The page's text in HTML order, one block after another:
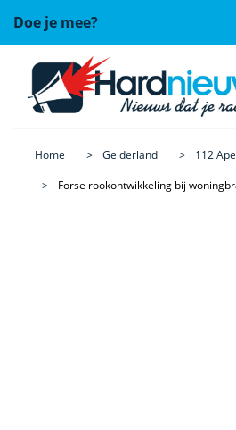
Doe je mee?
Home Gelderland
112
Forse rookontwikkeling bij